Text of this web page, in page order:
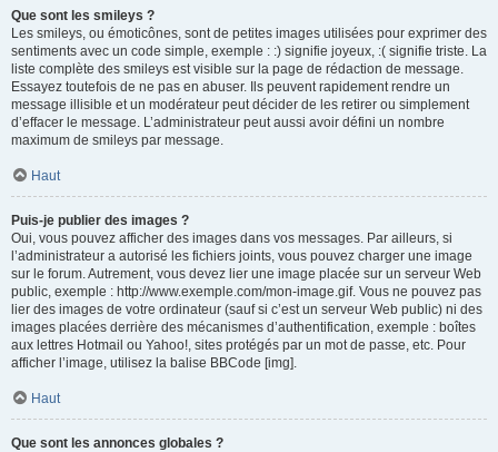
Que sont les smileys ?
Les smileys, ou émoticônes, sont de petites images utilisées pour exprimer des
sentiments avec un code simple, exemple : :) signifie joyeux, :( signifie triste. La
liste complète des smileys est visible sur la page de rédaction de message.
Essayez toutefois de ne pas en abuser. Ils peuvent rapidement rendre un
message illisible et un modérateur peut décider de les retirer ou simplement
d’effacer le message. L’administrateur peut aussi avoir défini un nombre
maximum de smileys par message.
Haut
Puis-je publier des images ?
Oui, vous pouvez afficher des images dans vos messages. Par ailleurs, si
l’administrateur a autorisé les fichiers joints, vous pouvez charger une image
sur le forum. Autrement, vous devez lier une image placée sur un serveur Web
public, exemple : http://www.exemple.com/mon-image.gif. Vous ne pouvez pas
lier des images de votre ordinateur (sauf si c’est un serveur Web public) ni des
images placées derrière des mécanismes d’authentification, exemple : boîtes
aux lettres Hotmail ou Yahoo!, sites protégés par un mot de passe, etc. Pour
afficher l’image, utilisez la balise BBCode [img].
Haut
Que sont les annonces globales ?